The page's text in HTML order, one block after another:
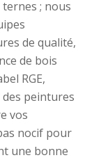
; nous
de qualité,
de bois
RGE,
peintures
vos
nocif pour
une bonne